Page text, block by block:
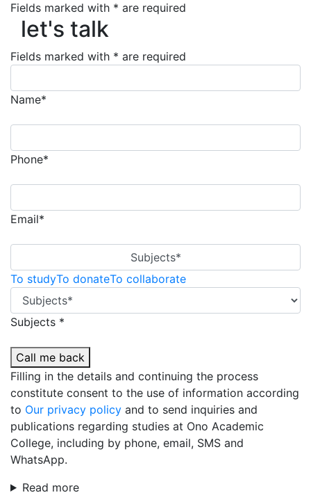
let's talk
Fields marked with * are required
let's talk
Fields marked with * are required
Name*
Phone*
Email*
Subjects*
To studyTo donateTo collaborate
Subjects *
Call me back
Filling in the details and continuing the process
constitute consent to the use of information according
to Our privacy policy and to send inquiries and
publications regarding studies at Ono Academic
College, including by phone, email, SMS and
WhatsApp.
Read more